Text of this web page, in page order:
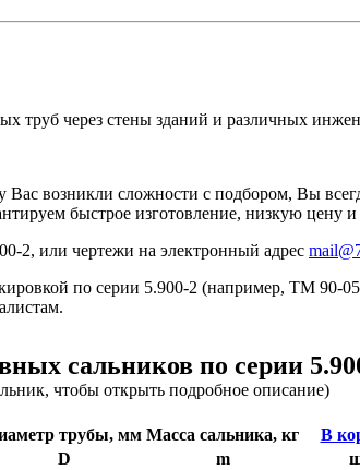
труб через стены зданий и различных
возникли сложности с подбором, Вы
быстрое изготовление, низкую цену и
2, или чертежи на электронный адрес
по серии 5.900-2 (например, ТМ 90-
сальников по серии
чтобы открыть подробное описание)
трубы, мм Масса сальника, кг
В
D m